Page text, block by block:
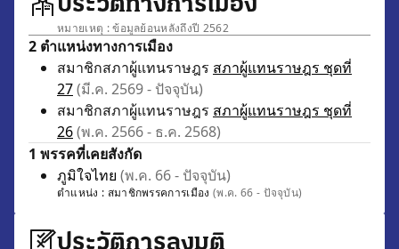
ประวัติทางการเมือง
หมายเหตุ : ข้อมูลย้อนหลังถึงปี 2562
2 ตำแหน่งทางการเมือง
สมาชิกสภาผู้แทนราษฎร สภาผู้แทนราษฎร ชุดที่
27(มี.ค. 2569 - ปัจจุบัน)
สมาชิกสภาผู้แทนราษฎร สภาผู้แทนราษฎร ชุดที่
26(พ.ค. 2566 - ธ.ค. 2568)
1 พรรคที่เคยสังกัด
ภูมิใจไทย (พ.ค. 66 - ปัจจุบัน)
ตำแหน่ง : สมาชิกพรรคการเมือง(พ.ค. 66 - ปัจจุบัน)
ประวัติการลงมติ